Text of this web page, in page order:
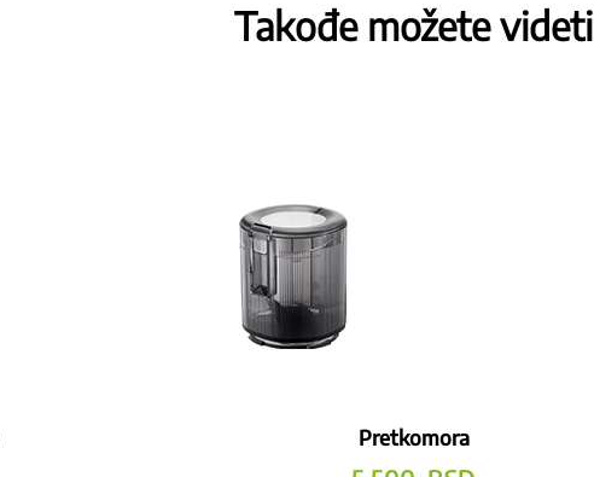
Takođe možete videti
Pretkomora